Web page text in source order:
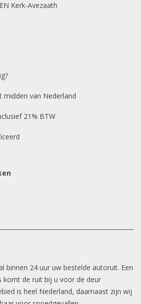
Kerk-Avezaath
midden van Nederland
21% BTW
binnen 24 uur uw bestelde autoruit. Een
komt de ruit bij u voor de deur
is heel Nederland, daarnaast zijn wij